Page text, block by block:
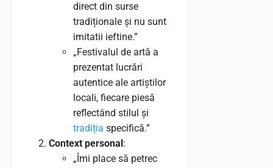
direct din surse
tradiționale și nu sunt
imitatii ieftine.”
„Festivalul de artă a
prezentat lucrări
autentice ale artiștilor
locali, fiecare piesă
reflectând stilul și
tradiția specifică.”
Context personal:
„Îmi place să petrec